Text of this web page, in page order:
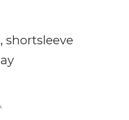
shortsleeve